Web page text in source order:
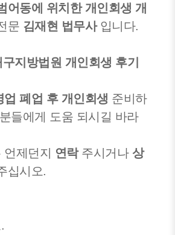
어동에 위치한 개인회생 개
문 김재현 법무사입니다.
지방법원 개인회생 후기
업 폐업 후 개인회생 준비하
들에게 도움 되시길 바라
언제던지 연락주시거나 상
십시오.